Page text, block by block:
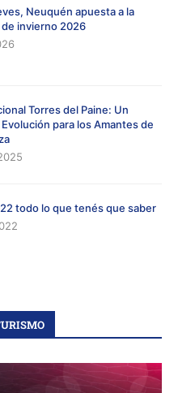
Neuquén apuesta a la
invierno 2026
Torres del Paine: Un
para los Amantes de
todo lo que tenés que saber